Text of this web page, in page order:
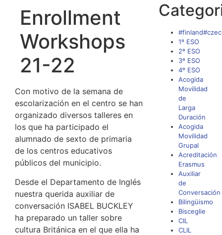
Enrollment
Workshops
21-22
Con motivo de la semana de
escolarización en el centro se han
organizado diversos talleres en
los que ha participado el
alumnado de sexto de primaria
de los centros educativos
públicos del municipio.
Desde el Departamento de Inglés
nuestra querida auxiliar de
conversación ISABEL BUCKLEY
ha preparado un taller sobre
cultura Británica en el que ella ha
1º ESO
2º ESO
3º ESO
4º ESO
Acogida
Movilidad
de
Larga
Duración
Acogida
Movilidad
Grupal
Acreditación
Erasmus
Auxiliar
de
Conversación
Bilingüismo
Bisceglie
CIL
CLIL